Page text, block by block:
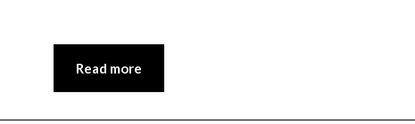
Read more